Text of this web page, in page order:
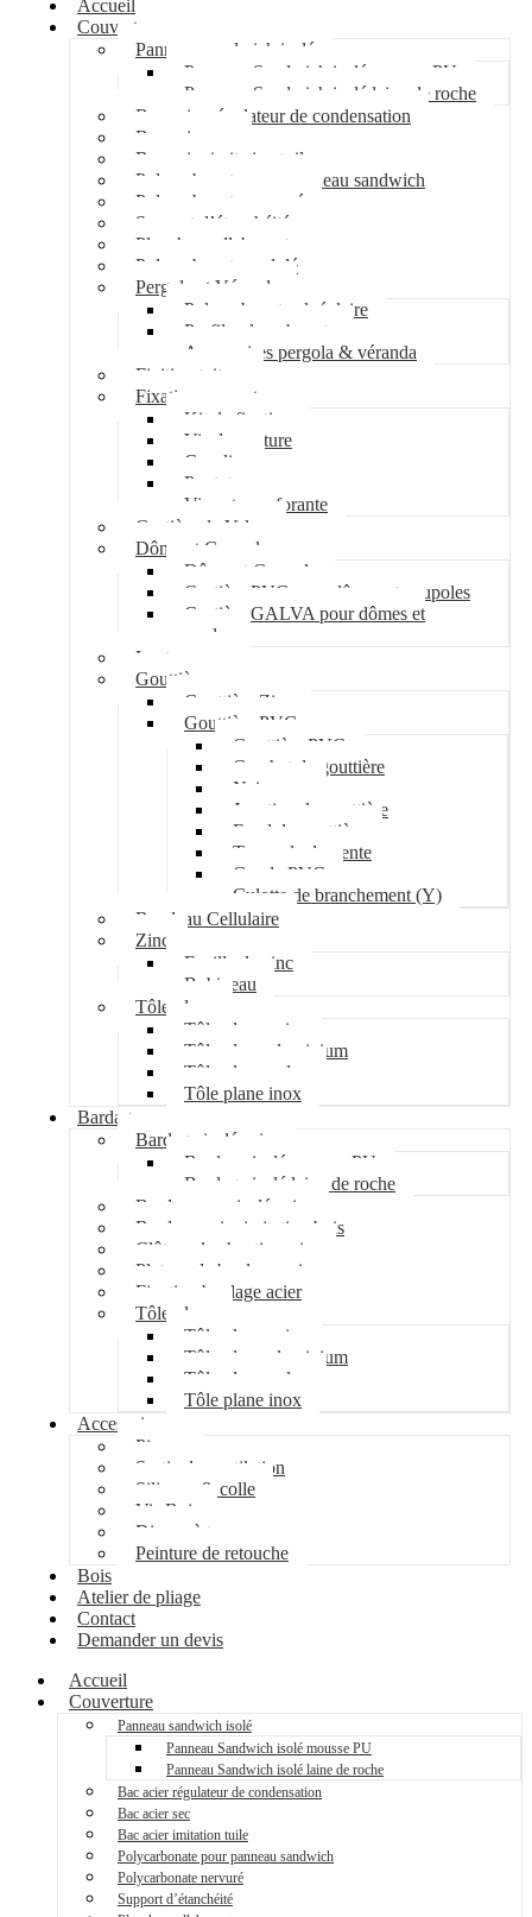
Accueil
Couverture
Panneau sandwich isolé
Panneau Sandwich isolé mousse PU
Panneau Sandwich isolé laine de roche
Bac acier régulateur de condensation
Bac acier sec
Bac acier imitation tuile
Polycarbonate pour panneau sandwich
Polycarbonate nervuré
Support d’étanchéité
Plancher collaborant
Polycarbonate ondulé
Pergola et Véranda
Polycarbonate alvéolaire
Profil polycarbonate
Accessoires pergola & véranda
Finition toiture
Fixation couverture
Kit de fixation
Vis de couture
Cavalier
Pontet
Vis auto-perforante
Costière de Velux
Dôme et Coupole
Dôme et Coupole
Costière PVC pour dômes et coupoles
Costière GALVA pour dômes et
coupoles
Lanterneau
Gouttière
Gouttière Zinc
Gouttière PVC
Gouttière PVC
Crochet de gouttière
Naissance
Jonction de gouttière
Fond de gouttière
Tuyau de descente
Coude PVC
Culotte de branchement (Y)
Bandeau Cellulaire
Zinc
Feuille de zinc
Bobineau
Tôle plane
Tôle plane acier
Tôle plane aluminium
Tôle plane galva
Tôle plane inox
Bardage
Bardage isolé acier
Bardage isolé mousse PU
Bardage isolé laine de roche
Bardage non isolé acier
Bardage acier imitation bois
Clôture de chantier acier
Plateau de bardage acier
Fixation bardage acier
Tôle plane
Tôle plane acier
Tôle plane aluminium
Tôle plane galva
Tôle plane inox
Accessoires
Pipeco
Sortie de ventilation
Silicone & colle
Vis Bois
Disque à tronçonner
Peinture de retouche
Bois
Atelier de pliage
Contact
Demander un devis
Accueil
Couverture
Panneau sandwich isolé
Panneau Sandwich isolé mousse PU
Panneau Sandwich isolé laine de roche
Bac acier régulateur de condensation
Bac acier sec
Bac acier imitation tuile
Polycarbonate pour panneau sandwich
Polycarbonate nervuré
Support d’étanchéité